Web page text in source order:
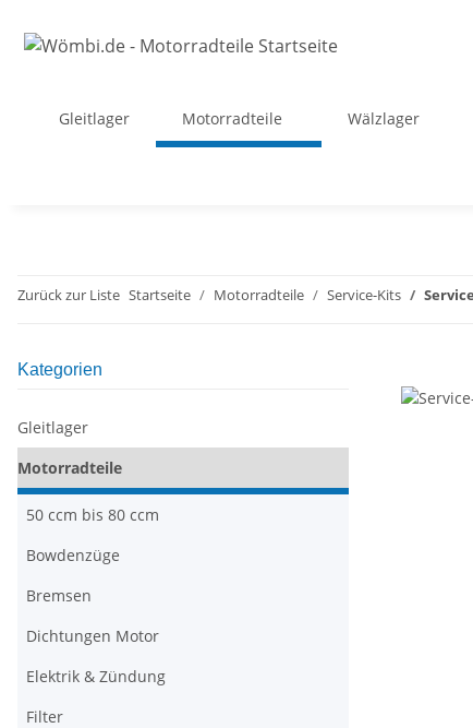
Gleitlager Motorradteile Wälzlager
Zurück zur Liste Startseite Motorradteile Service-Kits
Kategorien
Gleitlager
Motorradteile
50 ccm bis 80 ccm
Bowdenzüge
Bremsen
Dichtungen Motor
Elektrik & Zündung
Filter